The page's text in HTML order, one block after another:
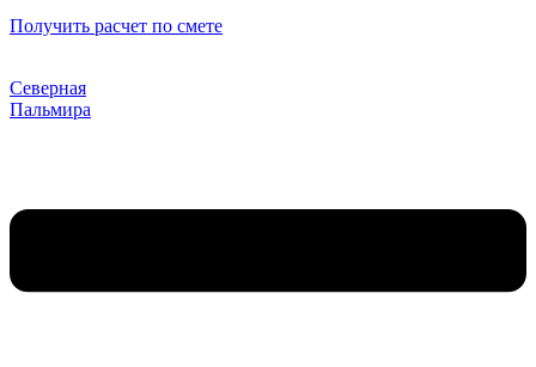
Получить расчет по смете
Северная
Пальмира